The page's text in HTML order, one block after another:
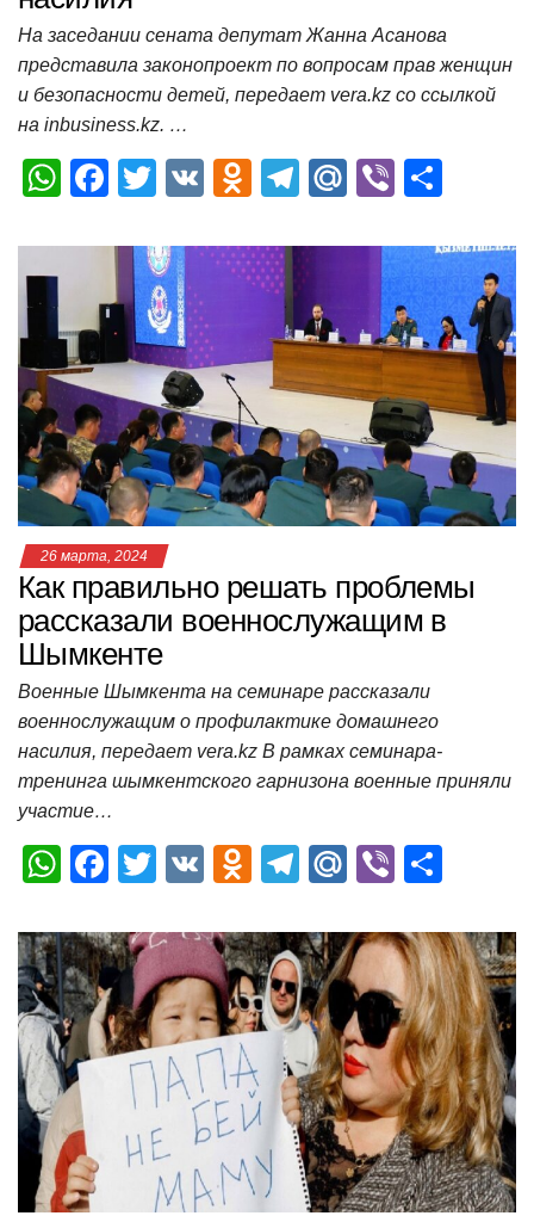
На заседании сената депутат Жанна Асанова
представила законопроект по вопросам прав женщин
и безопасности детей, передает vera.kz со ссылкой
на inbusiness.kz. …
W
at
A
p
p
F
c
e
b
o
o
k
T
tt
er
V
O
n
o
kl
a
ss
ni
ki
T
e
gr
a
m
M
.R
Vi
er п
р
а
в
и
т
ь
26 марта, 2024
Как правильно решать проблемы
рассказали военнослужащим в
Шымкенте
Военные Шымкента на семинаре рассказали
военнослужащим о профилактике домашнего
насилия, передает vera.kz В рамках семинара-
тренинга шымкентского гарнизона военные приняли
участие…
W
at
s
A
p
p
F
c
e
b
o
k
T
tt
er
V
O
n
o
kl
ss
ni
ki
T
e
gr
a
m
M
.R
u
Vi
er п
р
а
в
и
т
ь